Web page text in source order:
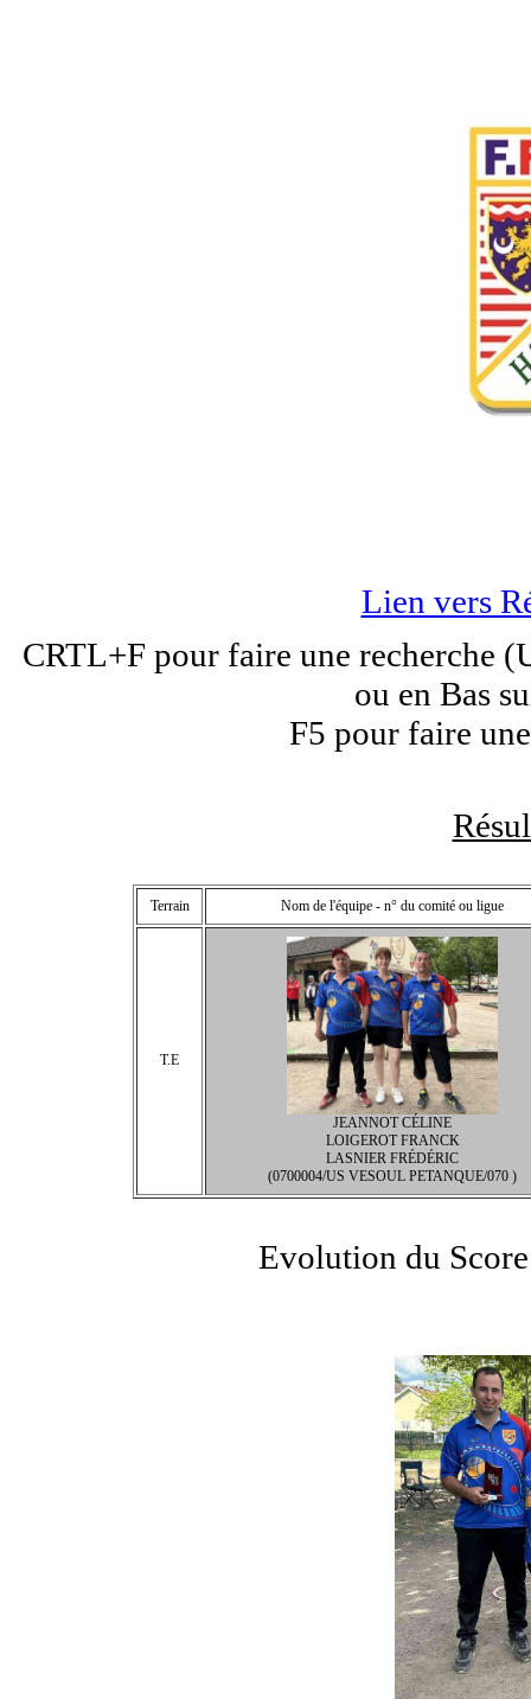
Lien vers
CRTL+F pour faire une recherche
ou en Bas
F5 pour faire
Terrain Nom de l'équipe - n° du comité ou ligue
T.E
JEANNOT CÉLINE
LOIGEROT FRANCK
LASNIER FRÉDÉRIC
(0700004/US VESOUL PETANQUE/070 )
Evolution du